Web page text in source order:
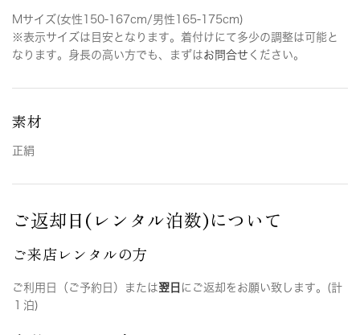
Mサイズ(女性150-167cm/男性165-175cm)
※表示サイズは目安となります。着付けにて多少の調整は可能と
なります。身長の高い方でも、まずはお問合せ ください。
素材
正絹
ご返却日(レンタル泊数)について
ご来店レンタルの方
ご利用日（ご予約日）または翌日 にご返却をお願い致します。(計
１泊)